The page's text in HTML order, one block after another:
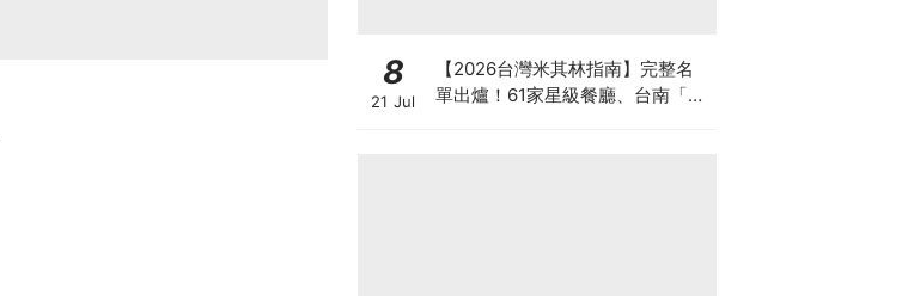
8
21 Jul
【2026台灣米其林指南】完整名
單出爐！61家星級餐廳、台南「予